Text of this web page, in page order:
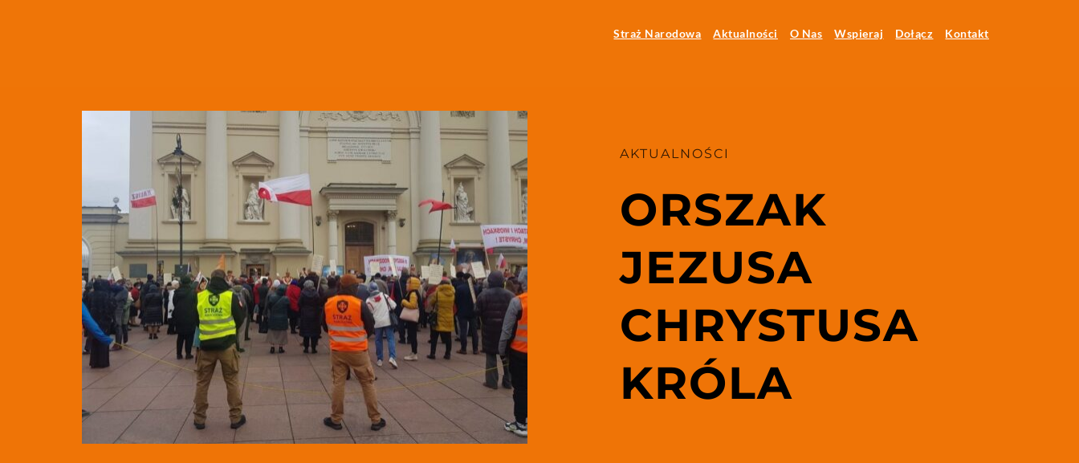
Straż Narodowa Aktualności O Nas Wspieraj Dołącz Kontakt
AKTUALNOŚCI
ORSZAK
JEZUSA
CHRYSTUSA
KRÓLA